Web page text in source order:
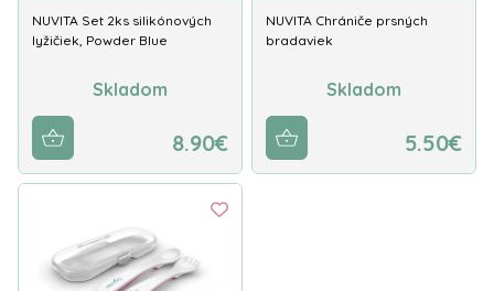
NUVITA Set 2ks silikónových
lyžičiek, Powder Blue
Skladom
8.90€
NUVITA Chrániče prsných
bradaviek
Skladom
5.50€